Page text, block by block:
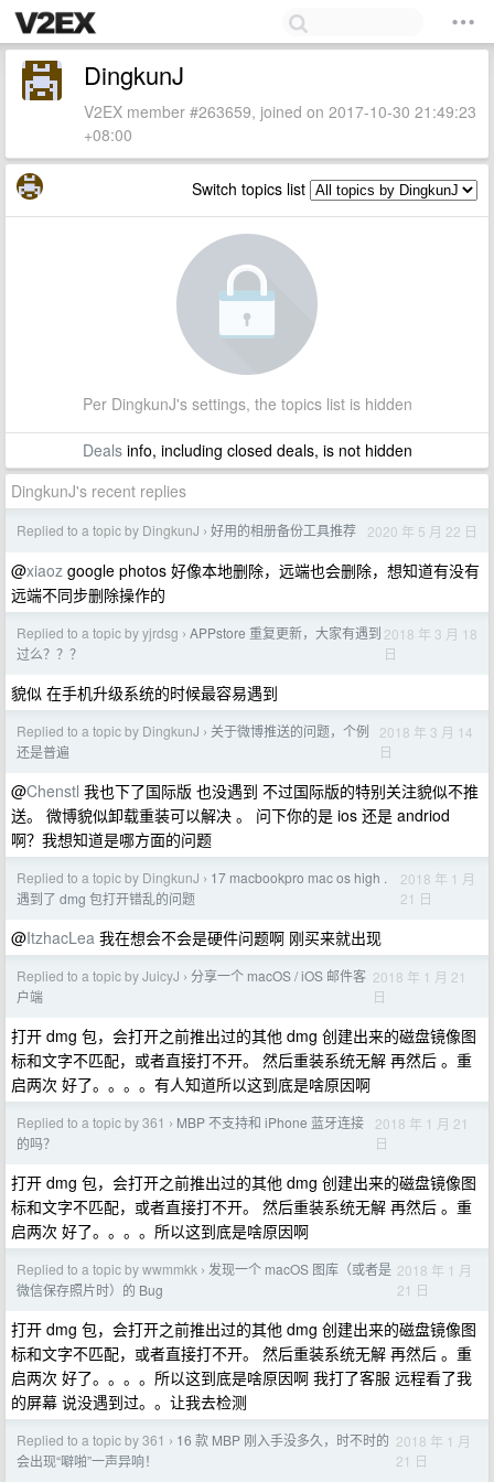
DingkunJ
V2EX member #263659, joined on 2017-10-30 21:49:23
+08:00
Switch topics list
Per DingkunJ's settings, the topics list is hidden
Dealsinfo, including closed deals, is not hidden
DingkunJ's recent replies
Replied to a topic by DingkunJ › 好用的相册备份工具推荐 2020 年 5 月 22 日
@xiaoz google photos 好像本地删除，远端也会删除，想知道有没有
远端不同步删除操作的
Replied to a topic by yjrdsg › APPstore 重复更新，大家有遇到
过么？？？
2018 年 3 月 18
日
貌似 在手机升级系统的时候最容易遇到
Replied to a topic by DingkunJ › 关于微博推送的问题，个例
还是普遍
2018 年 3 月 14
日
@Chenstl 我也下了国际版 也没遇到 不过国际版的特别关注貌似不推
送。 微博貌似卸载重装可以解决 。 问下你的是 ios 还是 andriod
啊？我想知道是哪方面的问题
Replied to a topic by DingkunJ › 17 macbookpro mac os high .
遇到了 dmg 包打开错乱的问题
2018 年 1 月
21 日
@ItzhacLea 我在想会不会是硬件问题啊 刚买来就出现
Replied to a topic by JuicyJ › 分享一个 macOS / iOS 邮件客
户端
2018 年 1 月 21
日
打开 dmg 包，会打开之前推出过的其他 dmg 创建出来的磁盘镜像图
标和文字不匹配，或者直接打不开。 然后重装系统无解 再然后 。重
启两次 好了。。。。有人知道所以这到底是啥原因啊
Replied to a topic by 361 › MBP 不支持和 iPhone 蓝牙连接
的吗？
2018 年 1 月 21
日
打开 dmg 包，会打开之前推出过的其他 dmg 创建出来的磁盘镜像图
标和文字不匹配，或者直接打不开。 然后重装系统无解 再然后 。重
启两次 好了。。。。所以这到底是啥原因啊
Replied to a topic by wwmmkk › 发现一个 macOS 图库（或者是
微信保存照片时）的 Bug
2018 年 1 月
21 日
打开 dmg 包，会打开之前推出过的其他 dmg 创建出来的磁盘镜像图
标和文字不匹配，或者直接打不开。 然后重装系统无解 再然后 。重
启两次 好了。。。。所以这到底是啥原因啊 我打了客服 远程看了我
的屏幕 说没遇到过。。让我去检测
Replied to a topic by 361 › 16 款 MBP 刚入手没多久，时不时的
会出现“噼啪”一声异响！
2018 年 1 月
21 日